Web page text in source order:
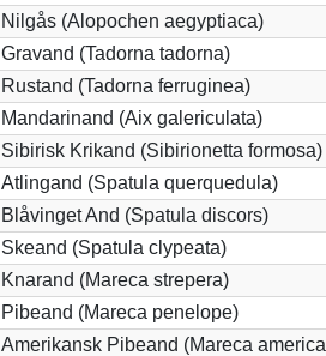
Nilgås (Alopochen aegyptiaca)
Gravand (Tadorna tadorna)
Rustand (Tadorna ferruginea)
Mandarinand (Aix galericulata)
Sibirisk Krikand (Sibirionetta formosa)
Atlingand (Spatula querquedula)
Blåvinget And (Spatula discors)
Skeand (Spatula clypeata)
Knarand (Mareca strepera)
Pibeand (Mareca penelope)
Amerikansk Pibeand (Mareca